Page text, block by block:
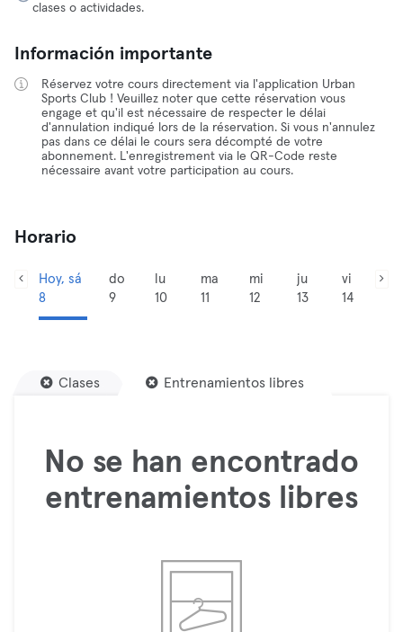
clases o actividades.
Información importante
Réservez votre cours directement via l'application Urban
Sports Club ! Veuillez noter que cette réservation vous
engage et qu'il est nécessaire de respecter le délai
d'annulation indiqué lors de la réservation. Si vous n'annulez
pas dans ce délai le cours sera décompté de votre
abonnement. L'enregistrement via le QR-Code reste
nécessaire avant votre participation au cours.
Horario
Hoy, sá
8
do
9
lu
10
ma
11
mi
12
ju
13
vi
14
Clases Entrenamientos libres
No se han encontrado
entrenamientos libres